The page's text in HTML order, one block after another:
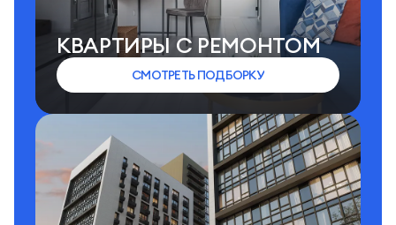
КВАРТИРЫ C РЕМОНТОМ
СМОТРЕТЬ ПОДБОРКУ